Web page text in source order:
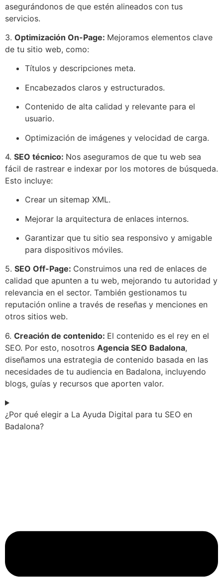
asegurándonos de que estén alineados con tus
servicios.
3. Optimización On-Page: Mejoramos elementos clave
de tu sitio web, como:
Títulos y descripciones meta.
Encabezados claros y estructurados.
Contenido de alta calidad y relevante para el
usuario.
Optimización de imágenes y velocidad de carga.
4. SEO técnico: Nos aseguramos de que tu web sea
fácil de rastrear e indexar por los motores de búsqueda.
Esto incluye:
Crear un sitemap XML.
Mejorar la arquitectura de enlaces internos.
Garantizar que tu sitio sea responsivo y amigable
para dispositivos móviles.
5. SEO Off-Page: Construimos una red de enlaces de
calidad que apunten a tu web, mejorando tu autoridad y
relevancia en el sector. También gestionamos tu
reputación online a través de reseñas y menciones en
otros sitios web.
6. Creación de contenido: El contenido es el rey en el
SEO. Por esto, nosotros Agencia SEO Badalona,
diseñamos una estrategia de contenido basada en las
necesidades de tu audiencia en Badalona, incluyendo
blogs, guías y recursos que aporten valor.
¿Por qué elegir a La Ayuda Digital para tu SEO en
Badalona?